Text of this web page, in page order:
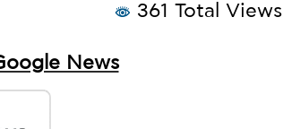
361 Total Views
News